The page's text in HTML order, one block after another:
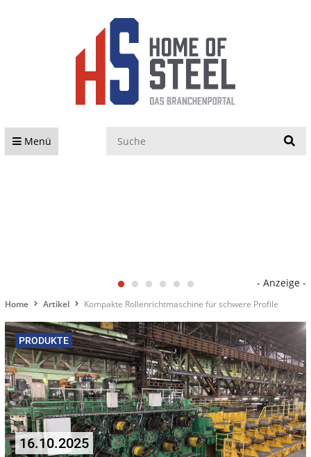
Menü
- Anzeige -
Home Artikel Kompakte Rollenrichtmaschine für schwere Profile
PRODUKTE
16.10.2025